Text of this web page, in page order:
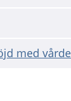
med